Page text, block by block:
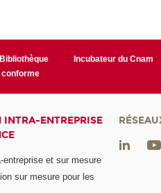
Bibliothèque Incubateur du Cnam
INTRA-ENTREPRISE
entreprise et sur mesure
sur mesure pour les